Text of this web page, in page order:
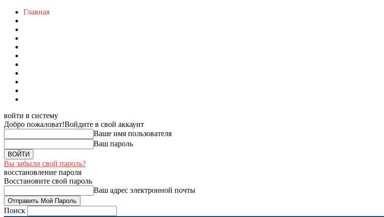
Главная
войти в систему
Добро пожаловат!Войдите в свой аккаунт
Ваше имя пользователя
Ваш пароль
Вы забыли свой пароль?
восстановление пароля
Восстановите свой пароль
Ваш адрес электронной почты
Поиск